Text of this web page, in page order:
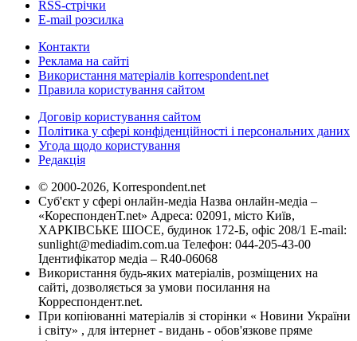
RSS-стрічки
E-mail розсилка
Контакти
Реклама на сайті
Використання матеріалів korrespondent.net
Правила користування сайтом
Договір користування сайтом
Політика у сфері конфіденційності і персональних даних
Угода щодо користування
Редакція
© 2000-2026, Korrespondent.net
Суб'єкт у сфері онлайн-медіа Назва онлайн-медіа –
«КореспонденТ.net» Адреса: 02091, місто Київ,
ХАРКІВСЬКЕ ШОСЕ, будинок 172-Б, офіс 208/1 E-mail:
sunlight@mediadim.com.ua Телефон: 044-205-43-00
Ідентифікатор медіа – R40-06068
Використання будь-яких матеріалів, розміщених на
сайті, дозволяється за умови посилання на
Корреспондент.net.
При копіюванні матеріалів зі сторінки « Новини України
і світу» , для інтернет - видань - обов'язкове пряме